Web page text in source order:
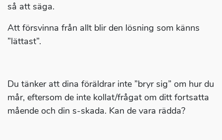
så att säga.
Att försvinna från allt blir den lösning som känns
”lättast”.
Du tänker att dina föräldrar inte ”bryr sig” om hur du
mår, eftersom de inte kollat/frågat om ditt fortsatta
mående och din s-skada. Kan de vara rädda?